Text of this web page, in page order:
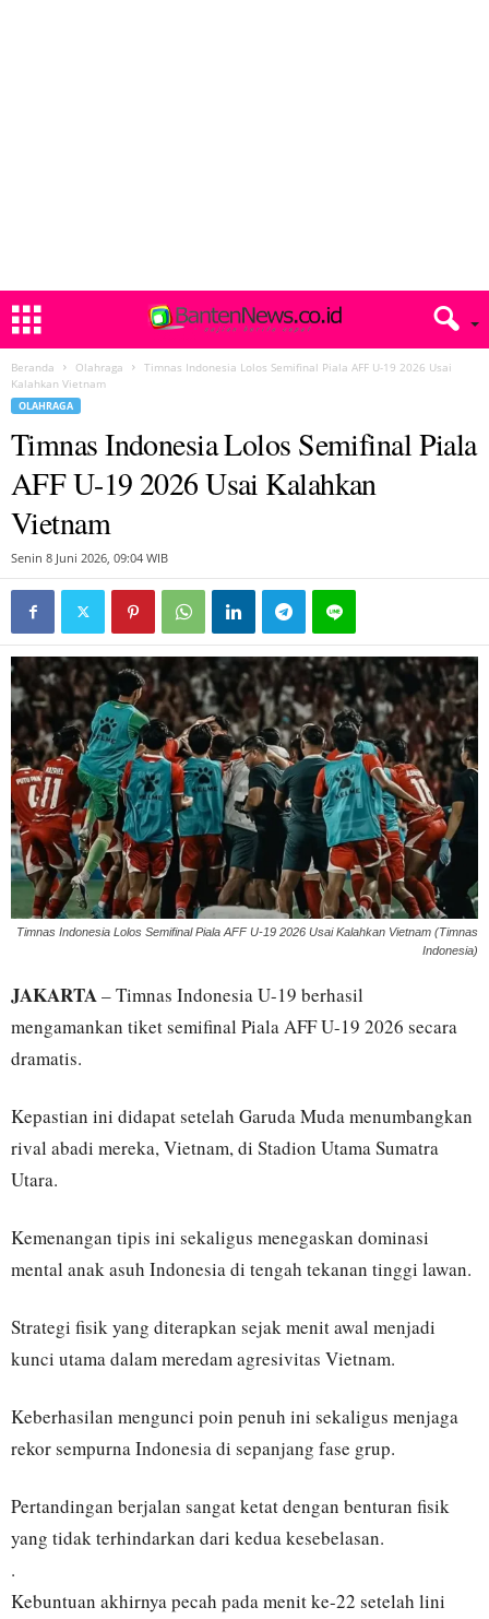
Beranda Olahraga
Timnas Indonesia Lolos Semifinal Piala AFF U-19 2026 Usai
Kalahkan Vietnam
OLAHRAGA
Timnas Indonesia Lolos Semifinal Piala
AFF U-19 2026 Usai Kalahkan
Vietnam
Senin 8 Juni 2026, 09:04 WIB
Timnas Indonesia Lolos Semifinal Piala AFF U-19 2026 Usai Kalahkan Vietnam (Timnas
Indonesia)
JAKARTA– Timnas Indonesia U-19 berhasil
mengamankan tiket semifinal Piala AFF U-19 2026 secara
dramatis.
Kepastian ini didapat setelah Garuda Muda menumbangkan
rival abadi mereka, Vietnam, di Stadion Utama Sumatra
Utara.
Kemenangan tipis ini sekaligus menegaskan dominasi
mental anak asuh Indonesia di tengah tekanan tinggi lawan.
Strategi fisik yang diterapkan sejak menit awal menjadi
kunci utama dalam meredam agresivitas Vietnam.
Keberhasilan mengunci poin penuh ini sekaligus menjaga
rekor sempurna Indonesia di sepanjang fase grup.
Pertandingan berjalan sangat ketat dengan benturan fisik
yang tidak terhindarkan dari kedua kesebelasan.
.
Kebuntuan akhirnya pecah pada menit ke-22 setelah lini